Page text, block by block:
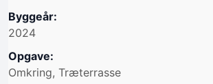
Byggeår:
2024
Opgave:
Omkring, Træterrasse